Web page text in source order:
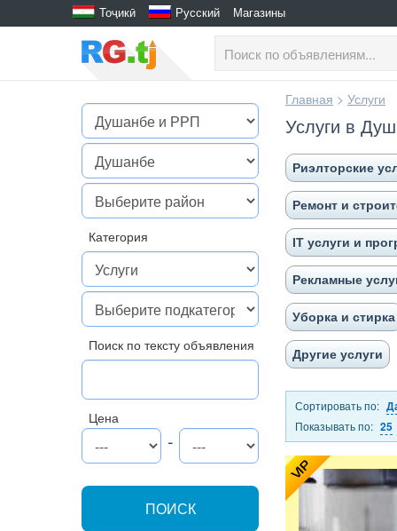
Тоҷикӣ Русский Магазины
Категория
Поиск по тексту объявления
Цена
-
ПОИСК
Главная > Услуги
Услуги в
Риэлторские
Ремонт и
IT услуги и
Рекламные
Уборка и стирка
Другие услуги
Сортировать по:
Показывать по: 25
VIP